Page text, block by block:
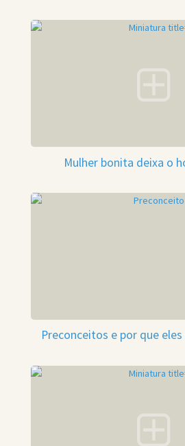
Mulher bonita deixa o
Preconceitos e por que